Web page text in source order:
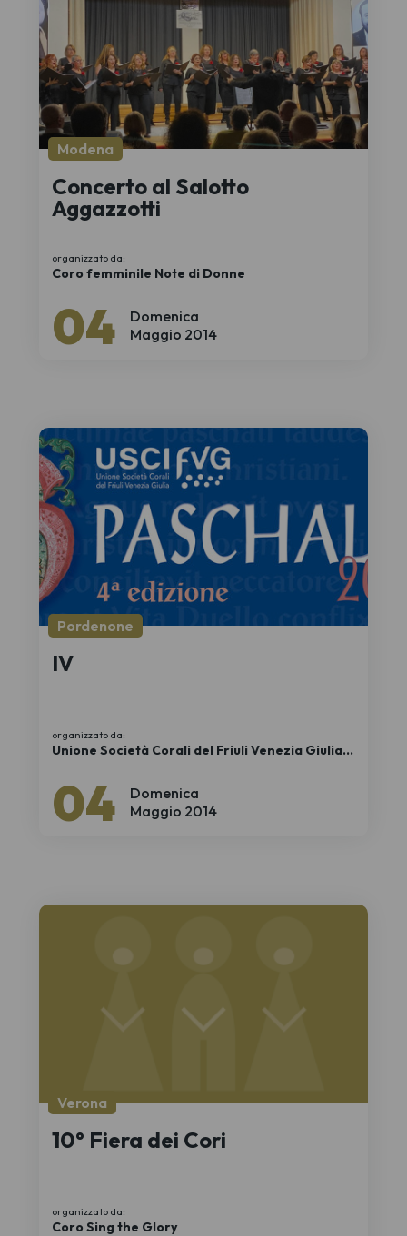
Domenica
04 Maggio 2014
Modena
Concerto al Salotto
Aggazzotti
organizzato da:
Coro femminile Note di Donne
Domenica
04 Maggio 2014
Pordenone
IV
organizzato da:
Unione Società Corali del Friuli Venezia Giulia
Verona
10° Fiera dei Cori
organizzato da:
Coro Sing the Glory